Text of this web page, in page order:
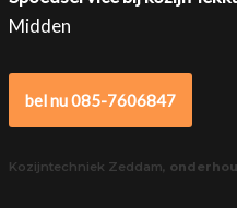
Midden
bel nu 085-7606847
Kozijntechniek Zeddam,